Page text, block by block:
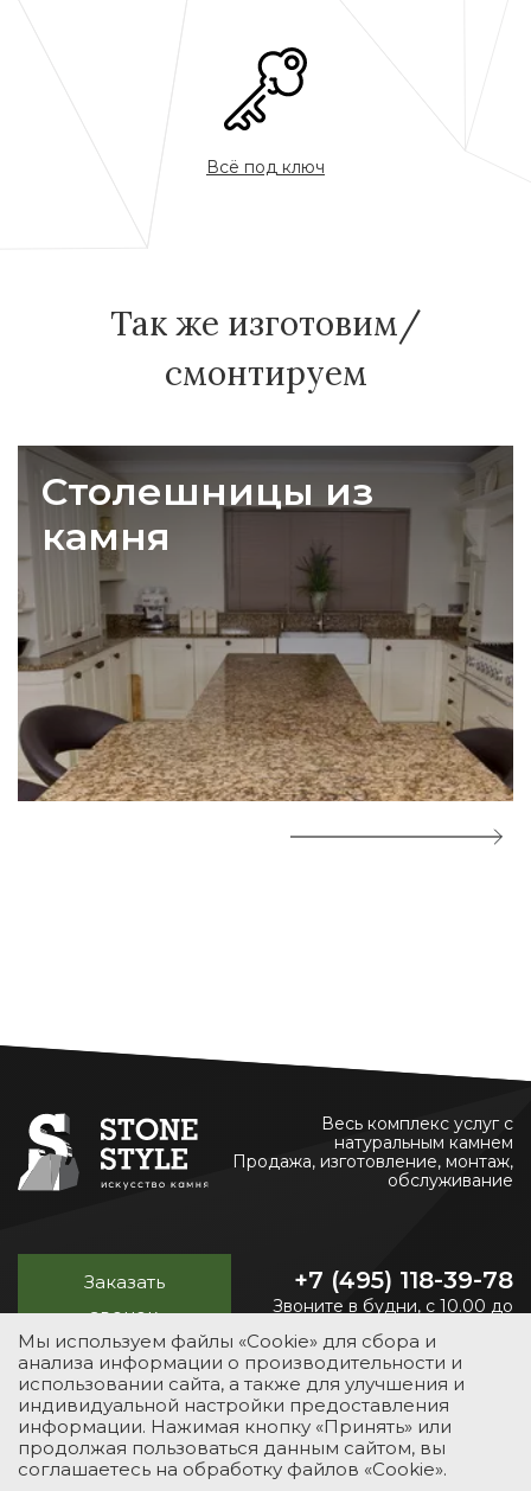
Всё под ключ
Так же изготовим/
смонтируем
Столешницы из
камня
Весь комплекс услуг с
натуральным камнем
Продажа, изготовление, монтаж,
обслуживание
Заказать
звонок
+7 (495) 118-39-78
Звоните в будни, с 10.00 до
УСЛУГИ КАТАЛОГ ПОРТФОЛИО
О КОМПАНИИ
КОНТАКТЫ
Мы используем файлы «Cookie» для сбора и
анализа информации о производительности и
использовании сайта, а также для улучшения и
индивидуальной настройки предоставления
информации. Нажимая кнопку «Принять» или
продолжая пользоваться данным сайтом, вы
соглашаетесь на обработку файлов «Cookie».